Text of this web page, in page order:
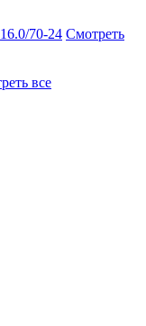
16.0/70-24 Смотреть
все